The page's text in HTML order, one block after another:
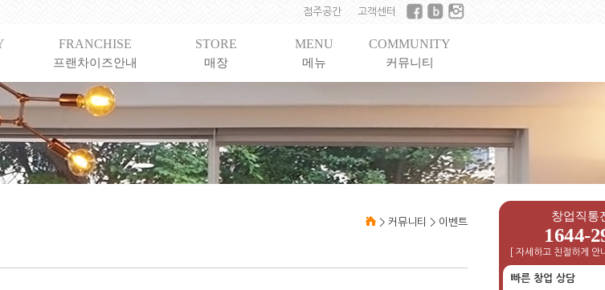
점주공간 고객센터
FRANCHISE
프랜차이즈안내
STORE
매장
MENU
메뉴
COMMUNITY
커뮤니티
창업직통
1644-
[ 자세하고 친절하게
빠른 창업 상담
> 커뮤니티 > 이벤트